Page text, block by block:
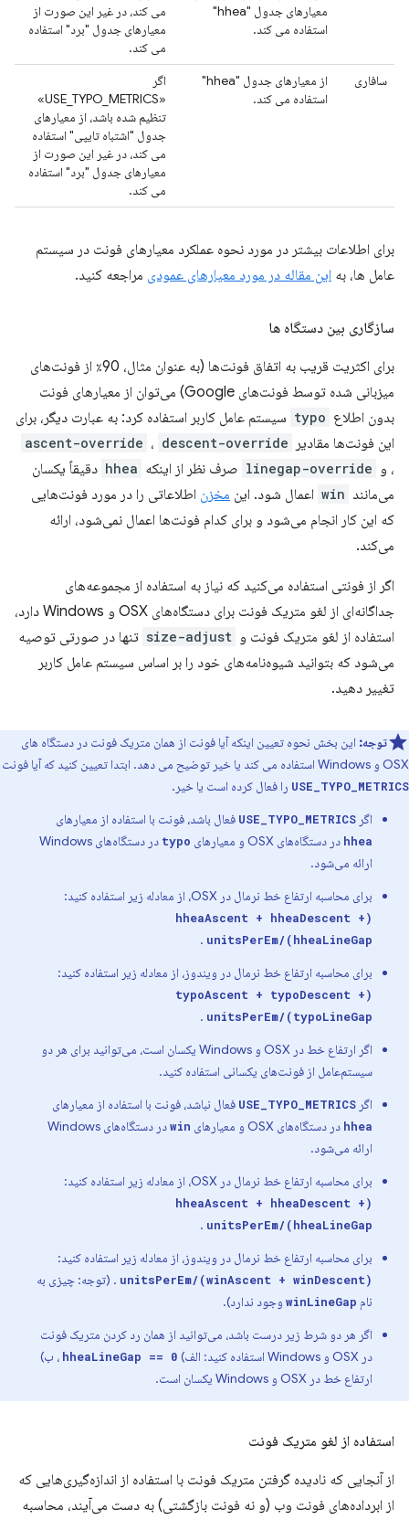
معیارهای جدول "hhea"
استفاده می کند.
می کند، در غیر این صورت از
معیارهای جدول "برد" استفاده
می کند.
سافاری
از معیارهای جدول "hhea"
استفاده می کند.
اگر
«USE_TYPO_METRICS»
تنظیم شده باشد، از معیارهای
جدول "اشتباه تایپی" استفاده
می کند، در غیر این صورت از
معیارهای جدول "برد" استفاده
می کند.
برای اطلاعات بیشتر در مورد نحوه عملکرد معیارهای فونت در سیستم
عامل ها، به این مقاله در مورد معیارهای عمودی مراجعه کنید.
سازگاری بین دستگاه ها
برای اکثریت قریب به اتفاق فونت‌ها (به عنوان مثال، 90٪ از فونت‌های
میزبانی شده توسط فونت‌های Google) می‌توان از معیارهای فونت
بدون اطلاع typo سیستم عامل کاربر استفاده کرد: به عبارت دیگر، برای
این فونت‌ها مقادیر
ascent-override ، descent-override
، و linegap-override صرف نظر از اینکه hhea دقیقاً یکسان
می‌مانند win اعمال شود. این مخزن اطلاعاتی را در مورد فونت‌هایی
که این کار انجام می‌شود و برای کدام فونت‌ها اعمال نمی‌شود، ارائه
می‌کند.
اگر از فونتی استفاده می‌کنید که نیاز به استفاده از مجموعه‌های
جداگانه‌ای از لغو متریک فونت برای دستگاه‌های OSX و Windows دارد،
استفاده از لغو متریک فونت و size-adjust تنها در صورتی توصیه
می‌شود که بتوانید شیوه‌نامه‌های خود را بر اساس سیستم عامل کاربر
تغییر دهید.
توجه: این بخش نحوه تعیین اینکه آیا فونت از همان متریک فونت در دستگاه های
OSX و Windows استفاده می کند یا خیر توضیح می دهد. ابتدا تعیین کنید که آیا فونت
USE_TYPO_METRICS را فعال کرده است یا خیر.
اگر USE_TYPO_METRICS فعال باشد، فونت با استفاده از معیارهای
hhea در دستگاه‌های OSX و معیارهای typo
در دستگاه‌های Windows
ارائه می‌شود.
برای محاسبه ارتفاع خط نرمال در OSX، از معادله زیر استفاده کنید:
(hheaAscent + hheaDescent +
hheaLineGap)/unitsPerEm
.
برای محاسبه ارتفاع خط نرمال در ویندوز، از معادله زیر استفاده کنید:
(typoAscent + typoDescent +
typoLineGap)/unitsPerEm
.
اگر ارتفاع خط در OSX و Windows یکسان است، می‌توانید برای هر دو
سیستم‌عامل از فونت‌های یکسانی استفاده کنید.
اگر USE_TYPO_METRICS فعال نباشد، فونت با استفاده از معیارهای
hhea در دستگاه‌های OSX و معیارهای win
در دستگاه‌های Windows
ارائه می‌شود.
برای محاسبه ارتفاع خط نرمال در OSX، از معادله زیر استفاده کنید:
(hheaAscent + hheaDescent +
hheaLineGap)/unitsPerEm
.
برای محاسبه ارتفاع خط نرمال در ویندوز، از معادله زیر استفاده کنید:
(winAscent + winDescent)/unitsPerEm
. (توجه: چیزی به
نام winLineGap وجود ندارد).
اگر هر دو شرط زیر درست باشد، می‌توانید از همان رد کردن متریک فونت
در OSX و Windows استفاده کنید: الف)
hheaLineGap == 0 ، ب)
ارتفاع خط در OSX و Windows یکسان است.
استفاده از لغو متریک فونت
از آنجایی که نادیده گرفتن متریک فونت با استفاده از اندازه‌گیری‌هایی که
از ابرداده‌های فونت وب (و نه فونت بازگشتی) به دست می‌آیند، محاسبه